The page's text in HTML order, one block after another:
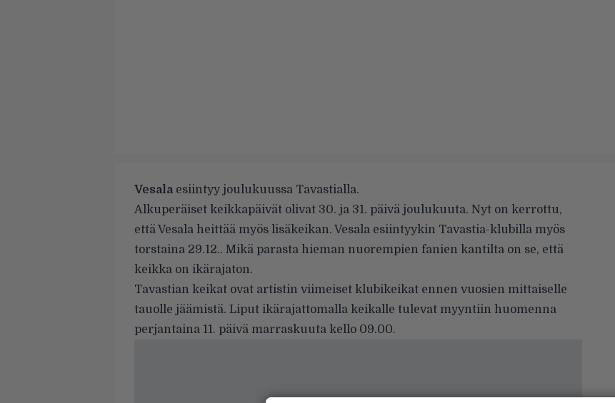
Vesalaesiintyy joulukuussa Tavastialla.
Alkuperäiset keikkapäivät olivat 30. ja 31. päivä joulukuuta. Nyt on kerrottu,
että Vesala heittää myös lisäkeikan. Vesala esiintyykin Tavastia-klubilla myös
torstaina 29.12.. Mikä parasta hieman nuorempien fanien kantilta on se, että
keikka on ikärajaton.
Tavastian keikat ovat artistin viimeiset klubikeikat ennen vuosien mittaiselle
tauolle jäämistä. Liput ikärajattomalla keikalle tulevat myyntiin huomenna
perjantaina 11. päivä marraskuuta kello 09.00.